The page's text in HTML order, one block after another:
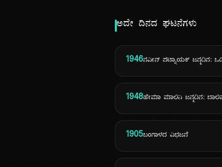
ಅದೇ ದಿನದ ಘಟನೆಗಳು
1946ನವೀನ್ ಪಟ್ನಾಯಕ್ ಜನ್ಮದಿನ:
1948ಹೇಮಾ ಮಾಲಿನಿ ಜನ್ಮದಿನ:
1905ಬಂಗಾಳದ ವಿಭಜನೆ